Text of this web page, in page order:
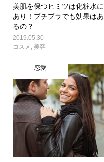
美肌を保つヒミツは化粧水に
あり！プチプラでも効果はあ
るの？
2019.05.30
コスメ
美容
恋愛